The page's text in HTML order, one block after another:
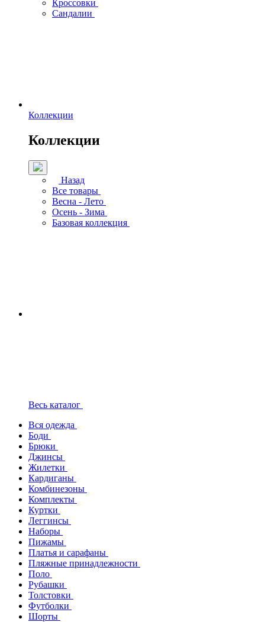
Кроссовки
Сандалии
Коллекции
Коллекции
Назад
Все товары
Весна - Лето
Осень - Зима
Базовая коллекция
Весь каталог
Вся одежда
Боди
Брюки
Джинсы
Жилетки
Кардиганы
Комбинезоны
Комплекты
Куртки
Леггинсы
Наборы
Пижамы
Платья и сарафаны
Пляжные принадлежности
Поло
Рубашки
Толстовки
Футболки
Шорты